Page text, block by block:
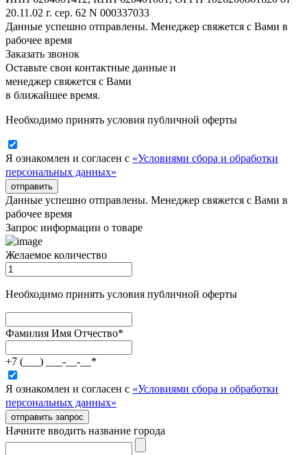
20.11.02 г. сер. 62 N 000337033
Данные успешно отправлены. Менеджер свяжется с Вами в
рабочее время
Заказать звонок
Оставьте свои контактные данные и
менеджер свяжется с Вами
в ближайшее время.
Необходимо принять условия публичной оферты
Я ознакомлен и согласен с «Условиями сбора и обработки
персональных данных»
отправить
Данные успешно отправлены. Менеджер свяжется с Вами в
рабочее время
Запрос информации о товаре
Желаемое количество
Необходимо принять условия публичной оферты
Фамилия Имя Отчество*
+7 (___) ___-__-__ *
Я ознакомлен и согласен с «Условиями сбора и обработки
персональных данных»
отправить запрос
Начните вводить название города